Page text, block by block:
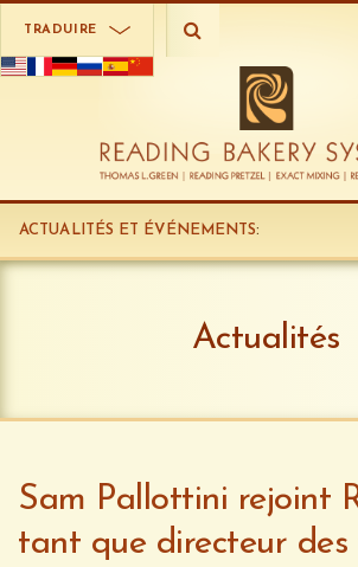
TRADUIRE
ACTUALITÉS ET ÉVÉNEMENTS:
Actualités
Sam Pallottini rejoint
tant que directeur des